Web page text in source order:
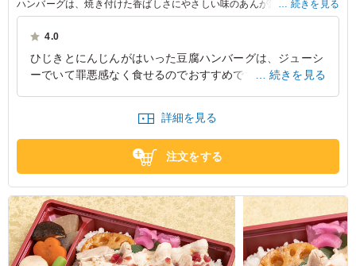
ハンバーグは、焼き付けた香ばしさにやさしい味のあんが絶妙にマッチし
ペロリと食べてしまう一品。ヘルシー派の方にもお喜びいただけるメニュ
ーです
続きを見る
4.0
ひじきとにんじんがはいった豆腐ハンバーグは、ジューシ
ーでいて罪悪感なく食せるのでおすすめです。うえにかか
東京都中央区新川2024/08/06
続きを見る
詳細を見る
注文をする